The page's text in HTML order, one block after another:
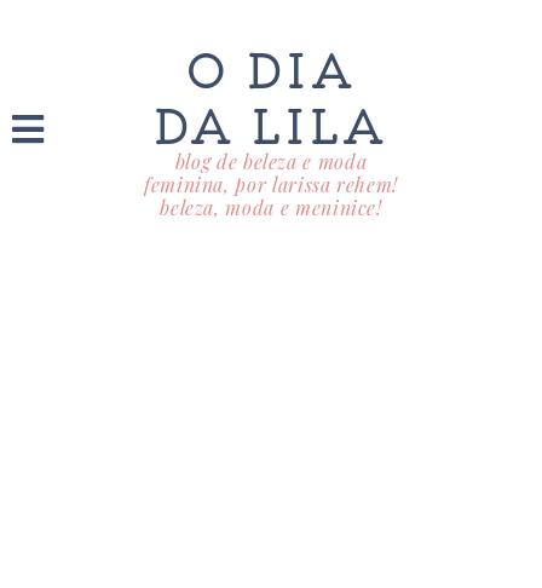
O DIA
DA LILA
blog de beleza e moda
feminina, por larissa rehem!
beleza, moda e meninice!